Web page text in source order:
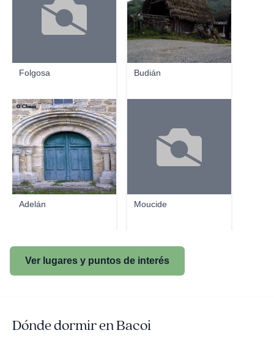
Folgosa Budián
Adelán
O´Cheas
Moucide
Ver lugares y puntos de interés
Dónde dormir en Bacoi